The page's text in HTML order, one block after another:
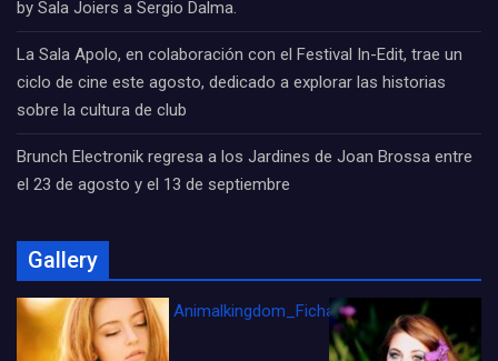
by Sala Joiers a Sergio Dalma.
La Sala Apolo, en colaboración con el Festival In-Edit, trae un
ciclo de cine este agosto, dedicado a explorar las historias
sobre la cultura de club
Brunch Electronik regresa a los Jardines de Joan Brossa entre
el 23 de agosto y el 13 de septiembre
Gallery
Animalkingdom_FichaCine